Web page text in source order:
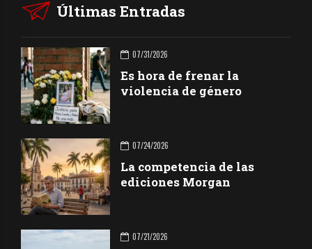
Últimas Entradas
07/31/2026
Es hora de frenar la
violencia de género
07/24/2026
La competencia de las
ediciones Morgan
07/21/2026